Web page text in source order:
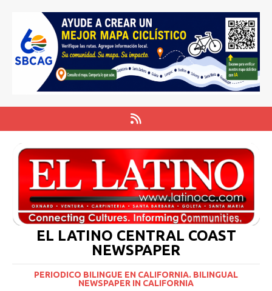
EL LATINO CENTRAL COAST
NEWSPAPER
PERIODICO BILINGUE EN CALIFORNIA. BILINGUAL
NEWSPAPER IN CALIFORNIA